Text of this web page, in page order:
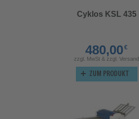
Cyklos KSL 435
480,00€
zzgl. MwSt & zzgl. Versand
ZUM PRODUKT